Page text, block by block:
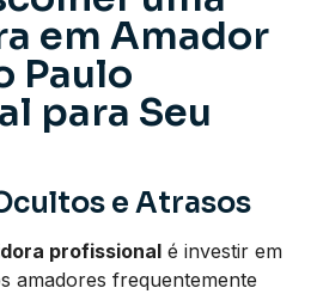
em Amador
Paulo
para Seu
e Atrasos
profissional é investir em
amadores frequentemente